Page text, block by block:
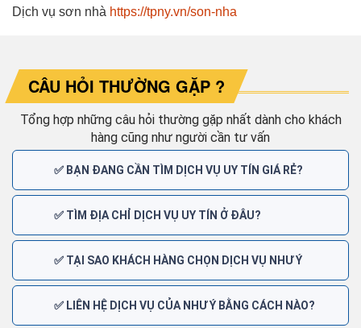
Dịch vụ sơn nhà https://tpny.vn/son-nha
CÂU HỎI THƯỜNG GẶP ?
Tổng hợp những câu hỏi thường gặp nhất dành cho khách
hàng cũng như người cần tư vấn
✅ BẠN ĐANG CẦN TÌM DỊCH VỤ UY TÍN GIÁ RẺ?
✅ TÌM ĐỊA CHỈ DỊCH VỤ UY TÍN Ở ĐÂU?
✅ TẠI SAO KHÁCH HÀNG CHỌN DỊCH VỤ NHƯ Ý
✅ LIÊN HỆ DỊCH VỤ CỦA NHƯ Ý BẰNG CÁCH NÀO?